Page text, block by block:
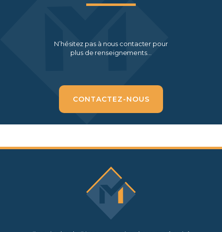
N’hésitez pas à nous contacter pour
plus de renseignements…
CONTACTEZ-NOUS